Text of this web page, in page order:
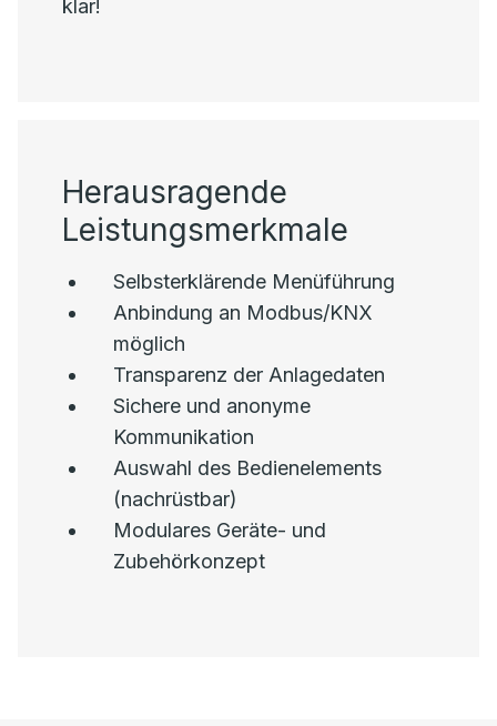
klar!
Herausragende
Leistungsmerkmale
Selbsterklärende Menüführung
Anbindung an Modbus/KNX
möglich
Transparenz der Anlagedaten
Sichere und anonyme
Kommunikation
Auswahl des Bedienelements
(nachrüstbar)
Modulares Geräte- und
Zubehörkonzept